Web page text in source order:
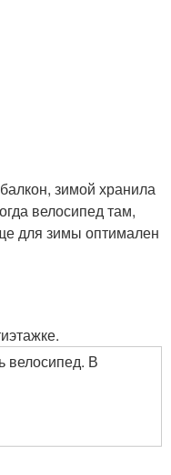
зимой хранила
велосипед там,
для зимы оптимален